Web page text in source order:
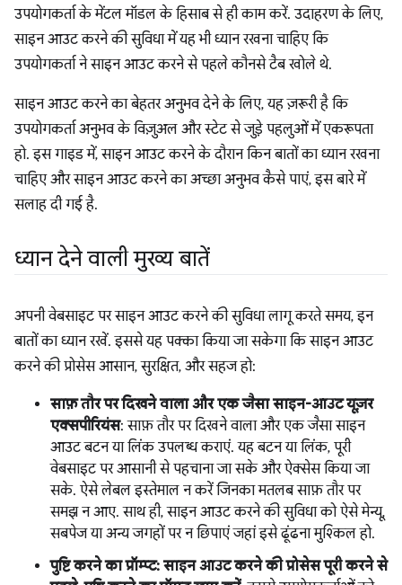
उपयोगकर्ता के मेंटल मॉडल के हिसाब से ही काम करें. उदाहरण के लिए,
साइन आउट करने की सुविधा में यह भी ध्यान रखना चाहिए कि
उपयोगकर्ता ने साइन आउट करने से पहले कौनसे टैब खोले थे.
साइन आउट करने का बेहतर अनुभव देने के लिए, यह ज़रूरी है कि
उपयोगकर्ता अनुभव के विज़ुअल और स्टेट से जुड़े पहलुओं में एकरूपता
हो. इस गाइड में, साइन आउट करने के दौरान किन बातों का ध्यान रखना
चाहिए और साइन आउट करने का अच्छा अनुभव कैसे पाएं, इस बारे में
सलाह दी गई है.
ध्यान देने वाली मुख्य बातें
अपनी वेबसाइट पर साइन आउट करने की सुविधा लागू करते समय, इन
बातों का ध्यान रखें. इससे यह पक्का किया जा सकेगा कि साइन आउट
करने की प्रोसेस आसान, सुरक्षित, और सहज हो:
साफ़ तौर पर दिखने वाला और एक जैसा साइन-आउट यूज़र
एक्सपीरियंस: साफ़ तौर पर दिखने वाला और एक जैसा साइन
आउट बटन या लिंक उपलब्ध कराएं. यह बटन या लिंक, पूरी
वेबसाइट पर आसानी से पहचाना जा सके और ऐक्सेस किया जा
सके. ऐसे लेबल इस्तेमाल न करें जिनका मतलब साफ़ तौर पर
समझ न आए. साथ ही, साइन आउट करने की सुविधा को ऐसे मेन्यू,
सबपेज या अन्य जगहों पर न छिपाएं जहां इसे ढूंढना मुश्किल हो.
पुष्टि करने का प्रॉम्प्ट: साइन आउट करने की प्रोसेस पूरी करने से